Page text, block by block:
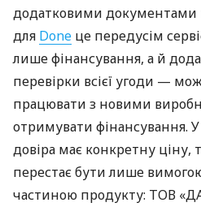
додатковими документами
для Done це передусім
лише фінансування, а й
перевірки всієї угоди —
працювати з новими
отримувати фінансування.
довіра має конкретну ціну,
перестає бути лише вимогою
частиною продукту: ТОВ